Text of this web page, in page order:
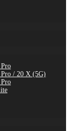
/ 20 X (5G)